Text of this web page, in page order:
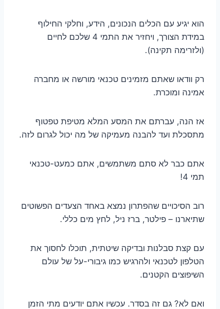
הוא יגיע עם הכלים הנכונים, הידע, וחלקי החילוף
במידת הצורך, ויחזיר את התמי 4 שלכם לחיים
(ולזרימה תקינה).
רק וודאו שאתם מזמינים טכנאי מורשה או מחברה
אמינה ומוכרת.
אז הנה, עברתם את המסע המלא מטיפת טפטוף
מתסכלת ועד להבנה מעמיקה של מה יכול לגרום לזה.
אתם כבר לא סתם משתמשים, אתם כמעט-טכנאי
תמי 4!
רוב הסיכויים שהפתרון נמצא באחד הצעדים הפשוטים
שתיארנו – פילטר, ברז ניל, לחץ מים כללי.
עם קצת סבלנות ובדיקה שיטתית, תוכלו לחסוך את
הטלפון לטכנאי ולהרגיש כמו גיבורי-על של עולם
השיפוצים הקטנים.
ואם לא? גם זה בסדר. עכשיו אתם יודעים מתי הזמן